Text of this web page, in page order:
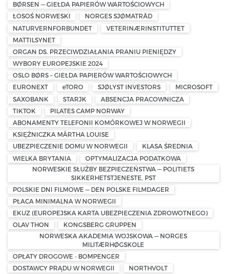
BØRSEN — GIEŁDA PAPIERÓW WARTOŚCIOWYCH
ŁOSOŚ NORWESKI
NORGES SJØMATRÅD
NATURVERNFORBUNDET
VETERINÆRINSTITUTTET
MATTILSYNET
ORGAN DS. PRZECIWDZIAŁANIA PRANIU PIENIĘDZY
WYBORY EUROPEJSKIE 2024
OSLO BØRS – GIEŁDA PAPIERÓW WARTOŚCIOWYCH
EURONEXT
eTORO SJØLYST INVESTORS
MICROSOFT
SAXOBANK
STARJK
ABSENCJA PRACOWNICZA
TIKTOK
PILATES CAMP NORWAY
ABONAMENTY TELEFONII KOMÓRKOWEJ W NORWEGII
KSIĘŻNICZKA MÄRTHA LOUISE
UBEZPIECZENIE DOMU W NORWEGII
KLASA ŚREDNIA
WIELKA BRYTANIA
OPTYMALIZACJA PODATKOWA
NORWESKIE SŁUŻBY BEZPIECZEŃSTWA — POLITIETS
SIKKERHETSTJENESTE, PST
POLSKIE DNI FILMOWE — DEN POLSKE FILMDAGER
PŁACA MINIMALNA W NORWEGII
EKUZ (EUROPEJSKA KARTA UBEZPIECZENIA ZDROWOTNEGO)
OLAV THON
KONGSBERG GRUPPEN
NORWESKA AKADEMIA WOJSKOWA — NORGES
MILITÆRHØGSKOLE
OPŁATY DROGOWE - BOMPENGER
DOSTAWCY PRĄDU W NORWEGII
NORTHVOLT